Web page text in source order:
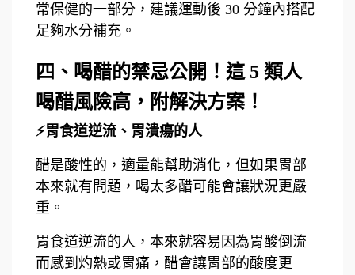
常保健的一部分，建議運動後 30 分鐘內搭配
足夠水分補充。
四、喝醋的禁忌公開！這 5 類人
喝醋風險高，附解決方案！
⚡胃食道逆流、胃潰瘍的人
醋是酸性的，適量能幫助消化，但如果胃部
本來就有問題，喝太多醋可能會讓狀況更嚴
重。
胃食道逆流的人，本來就容易因為胃酸倒流
而感到灼熱或胃痛，醋會讓胃部的酸度更